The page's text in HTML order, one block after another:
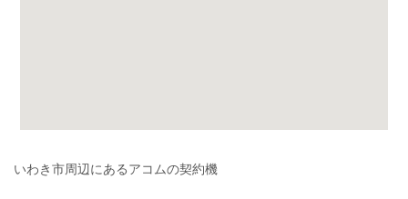
いわき市周辺にあるアコムの契約機